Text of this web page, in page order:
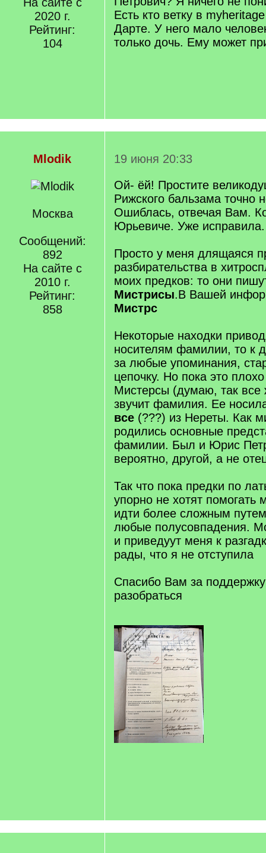
2020 г.
Рейтинг:
104
Есть кто ветку в
Дарте. У него мало
только дочь. Ему может
Mlodik
Москва
Сообщений:
892
На сайте с
2010 г.
Рейтинг:
858
19 июня 20:33
Ой- ёй! Простите
Рижского бальзама точно
Ошиблась, отвечая Вам.
Юрьевиче. Уже исправила.
Просто у меня длящаяся
разбирательства в
моих предков: то они
Мистрисы.В Вашей
Мистрс
Некоторые находки
носителям фамилии, то к
за любые упоминания,
цепочку. Но пока это
Мистерсы (думаю, так все
звучит фамилия. Ее
все (???) из Нереты. Как
родились основные
фамилии. Был и Юрис
вероятно, другой, а не
Так что пока предки по
упорно не хотят помогать
идти более сложным
любые полусовпадения.
и приведуут меня к
рады, что я не отступила
Спасибо Вам за
разобраться